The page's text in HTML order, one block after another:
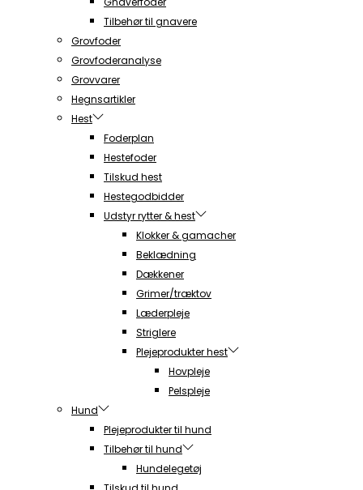
Tilbehør til gnavere
Grovfoder
Grovfoderanalyse
Grovvarer
Hegnsartikler
Hest
Foderplan
Hestefoder
Tilskud hest
Hestegodbidder
Udstyr rytter & hest
Klokker & gamacher
Beklædning
Dækkener
Grimer/træktov
Læderpleje
Striglere
Plejeprodukter hest
Hovpleje
Pelspleje
Hund
Plejeprodukter til hund
Tilbehør til hund
Hundelegetøj